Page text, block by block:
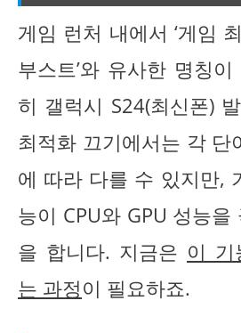
게임 런처 내에서 ‘게임
부스트’와 유사한 명칭
히 갤럭시 S24(최신폰)
최적화 끄기에서는 각 단
에 따라 다를 수 있지만,
능이 CPU와 GPU 성능
을 합니다. 지금은 이 기
는 과정이 필요하죠.